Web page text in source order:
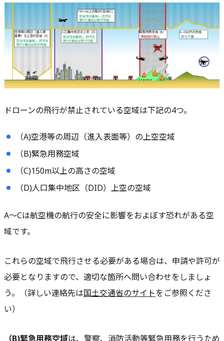
ドローンの飛行が禁止されている空域は下記の4つ。
（A)空港等の周辺（進入表面等）の上空空域
（B)緊急用務空域
（C)150m以上の高さの空域
（D)人口集中地区（DID）上空の空域
A〜Cは航空機の航行の安全に影響をおよぼす恐れがある空
域です。
これらの空域で飛行させる必要がある場合は、申請や許可が
必要となりますので、適切な箇所へ問い合わせをしましょ
う。（詳しい連絡先は国土交通省のサイトをご参照くださ
い）
（B)緊急用務空域は、警察、消防活動等緊急用務を行うため